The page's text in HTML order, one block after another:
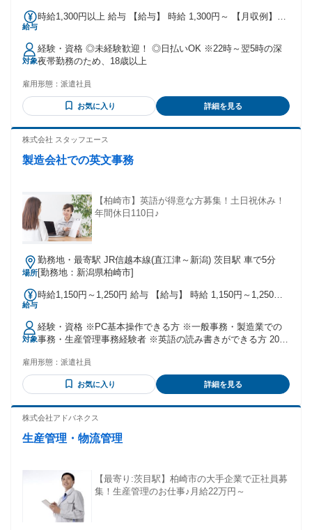
給与
時給1,300円以上 給与 【給与】 時給 1,300円～ 【月収例】
【交通費】 ※月3万円まで支給
対象
経験・資格 ◎未経験歓迎！ ◎日払いOK ※22時～翌5時の深
夜帯勤務のため、18歳以上
雇用形態： 派遣社員
お気に入り 詳細を見る
株式会社 スタッフエース
製造会社での英文事務
【柏崎市】英語が得意な方募集！土日祝休み！
年間休日110日♪
場所
勤務地・最寄駅 JR信越本線(直江津～新潟) 茨目駅 車で5分
[勤務地：新潟県柏崎市]
給与
時給1,150円～1,250円 給与 【給与】 時給 1,150円～1,250円
対象
経験・資格 ※PC基本操作できる方 ※一般事務・製造業での
事務・生産管理事務経験者 ※英語の読み書きができる方 20代
雇用形態： 派遣社員
お気に入り 詳細を見る
株式会社アドバネクス
生産管理・物流管理
【最寄り:茨目駅】柏崎市の大手企業で正社員募
集！生産管理のお仕事♪月給22万円～